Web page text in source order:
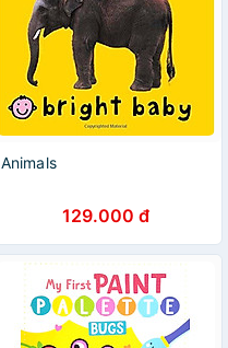
Animals
129.000 đ